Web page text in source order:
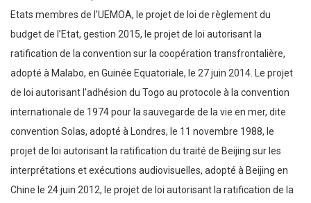
Etats membres de l’UEMOA, le projet de loi de règlement du
budget de l’Etat, gestion 2015, le projet de loi autorisant la
ratification de la convention sur la coopération transfrontalière,
adopté à Malabo, en Guinée Equatoriale, le 27 juin 2014. Le projet
de loi autorisant l’adhésion du Togo au protocole à la convention
internationale de 1974 pour la sauvegarde de la vie en mer, dite
convention Solas, adopté à Londres, le 11 novembre 1988, le
projet de loi autorisant la ratification du traité de Beijing sur les
interprétations et exécutions audiovisuelles, adopté à Beijing en
Chine le 24 juin 2012, le projet de loi autorisant la ratification de la